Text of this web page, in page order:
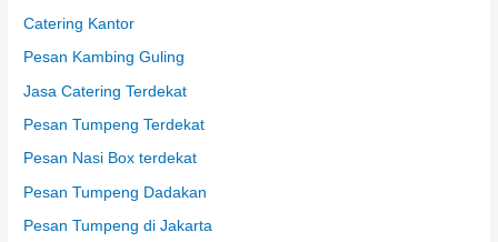
Catering Kantor
Pesan Kambing Guling
Jasa Catering Terdekat
Pesan Tumpeng Terdekat
Pesan Nasi Box terdekat
Pesan Tumpeng Dadakan
Pesan Tumpeng di Jakarta